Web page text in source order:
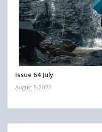
Issue 64 July
August 5, 2022